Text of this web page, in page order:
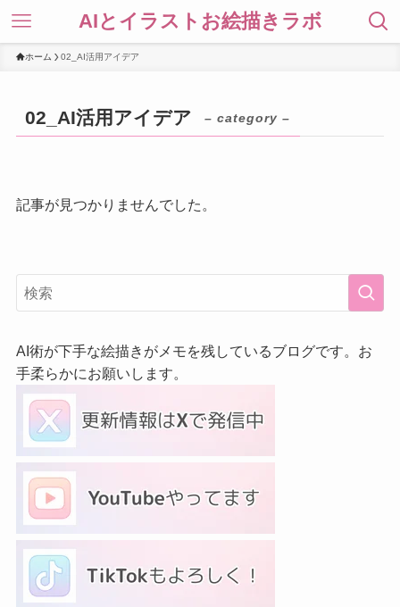
AIとイラストお絵描きラボ
ホーム 02_AI活用アイデア
02_AI活用アイデア – category –
記事が見つかりませんでした。
AI術が下手な絵描きがメモを残しているブログです。お
手柔らかにお願いします。